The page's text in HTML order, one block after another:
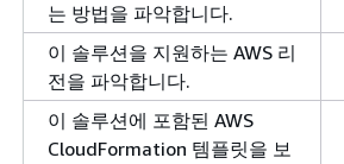
는 방법을 파악합니다.
이 솔루션을 지원하는 AWS 리
전을 파악합니다.
이 솔루션에 포함된 AWS
CloudFormation 템플릿을 보